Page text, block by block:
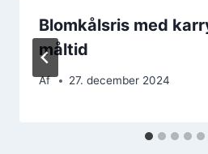
Blomkålsris med
måltid
Af 27. december 2024